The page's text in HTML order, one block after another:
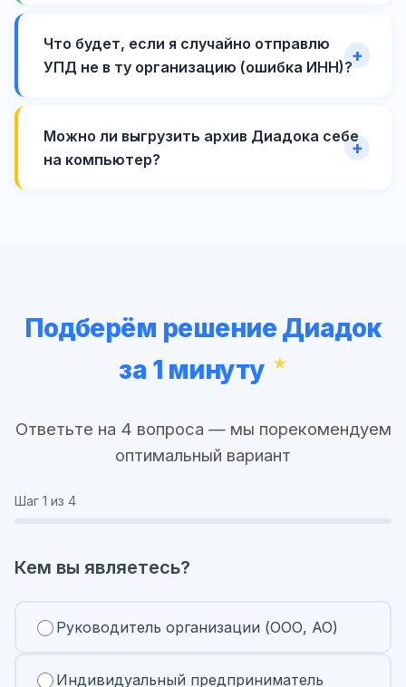
Что будет, если я случайно отправлю
УПД не в ту организацию (ошибка ИНН)?
Можно ли выгрузить архив Диадока себе
на компьютер?
Подберём решение Диадок
за 1 минуту
Ответьте на 4 вопроса — мы порекомендуем
оптимальный вариант
Шаг 1 из 4
Кем вы являетесь?
Руководитель организации (ООО, АО)
Индивидуальный предприниматель